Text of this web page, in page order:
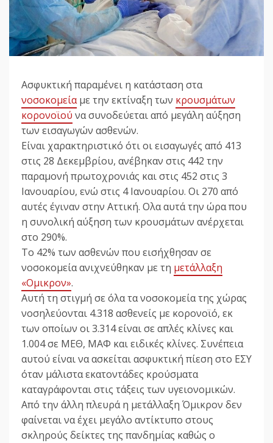
Ασφυκτική παραμένει η κατάσταση στα
νοσοκομείαμε την εκτίναξη των κρουσμάτων
κορονοϊού να συνοδεύεται από μεγάλη αύξηση
των εισαγωγών ασθενών.
Είναι χαρακτηριστικό ότι οι εισαγωγές από 413
στις 28 Δεκεμβρίου, ανέβηκαν στις 442 την
παραμονή πρωτοχρονιάς και στις 452 στις 3
Ιανουαρίου, ενώ στις 4 Ιανουαρίου. Οι 270 από
αυτές έγιναν στην Αττική. Ολα αυτά την ώρα που
η συνολική αύξηση των κρουσμάτων ανέρχεται
στο 290%.
Το 42% των ασθενών που εισήχθησαν σε
νοσοκομεία ανιχνεύθηκαν με τη μετάλλαξη
«Ομικρον».
Αυτή τη στιγμή σε όλα τα νοσοκομεία της χώρας
νοσηλεύονται 4.318 ασθενείς με κορονοϊό, εκ
των οποίων οι 3.314 είναι σε απλές κλίνες και
1.004 σε ΜΕΘ, ΜΑΦ και ειδικές κλίνες. Συνέπεια
αυτού είναι να ασκείται ασφυκτική πίεση στο ΕΣΥ
όταν μάλιστα εκατοντάδες κρούσματα
καταγράφονται στις τάξεις των υγειονομικών.
Από την άλλη πλευρά η μετάλλαξη Όμικρον δεν
φαίνεται να έχει μεγάλο αντίκτυπο στους
σκληρούς δείκτες της πανδημίας καθώς ο